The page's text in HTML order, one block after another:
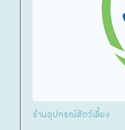
ร้านอุปกรณ์สัตว์เลี้ยง